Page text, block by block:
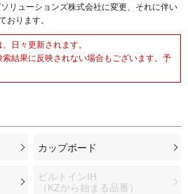
リューションズ株式会社に変更、それに伴い
おります。
日々更新されます。
結果に反映されない場合もございます。予
カップボード
ビルトインIH
（KZから始まる品番）